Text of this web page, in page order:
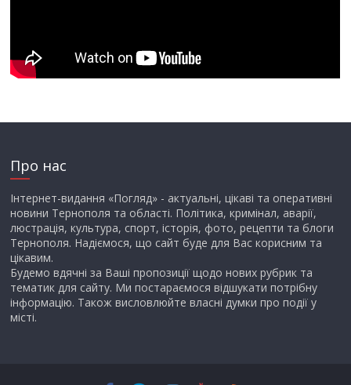
Про нас
Інтернет-видання «Погляд» - актуальні, цікаві та оперативні
новини Тернополя та області. Політика, кримінал, аварії,
люстрація, культура, спорт, історія, фото, рецепти та блоги
Тернополя. Надіємося, що сайт буде для Вас корисним та
цікавим.
Будемо вдячні за Ваші пропозиції щодо нових рубрик та
тематик для сайту. Ми постараємося відшукати потрібну
інформацію. Також висловлюйте власні думки про події у
місті.